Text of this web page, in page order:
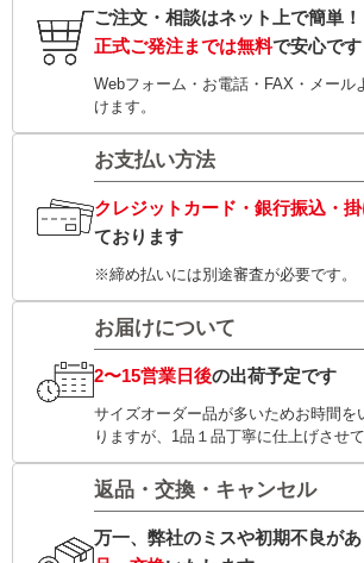
ご注文・相談はネット上で簡単！
正式ご発注までは無料で安心です
Webフォーム・お電話・FAX・メール
けます。
お支払い方法
クレジットカード・銀行振込・
ております
※締め払いには別途審査が必要です。
お届けについて
2〜15営業日後の出荷予定です
サイズオーダー品が多いためお時間を
りますが、1品１品丁寧に仕上げさせ
返品・交換・キャンセル
万一、弊社のミスや初期不良が